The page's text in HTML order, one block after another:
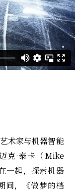
术家与机器智能
克·泰卡（Mike
一起，探索机器
间，《做梦的档